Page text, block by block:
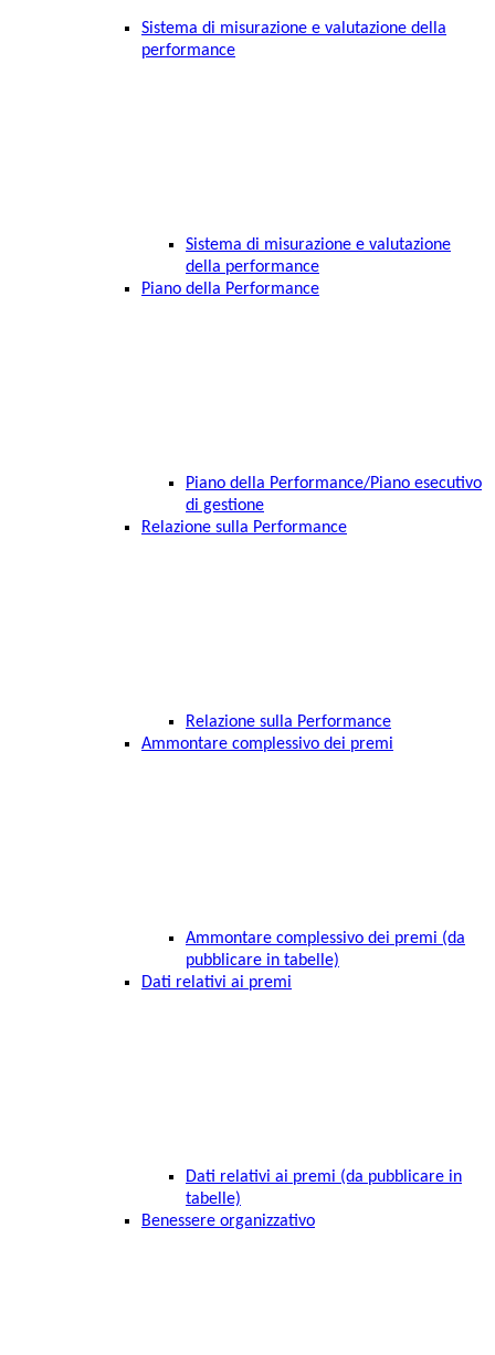
Sistema di misurazione e valutazione della
performance
Sistema di misurazione e valutazione
della performance
Piano della Performance
Piano della Performance/Piano esecutivo
di gestione
Relazione sulla Performance
Relazione sulla Performance
Ammontare complessivo dei premi
Ammontare complessivo dei premi (da
pubblicare in tabelle)
Dati relativi ai premi
Dati relativi ai premi (da pubblicare in
tabelle)
Benessere organizzativo